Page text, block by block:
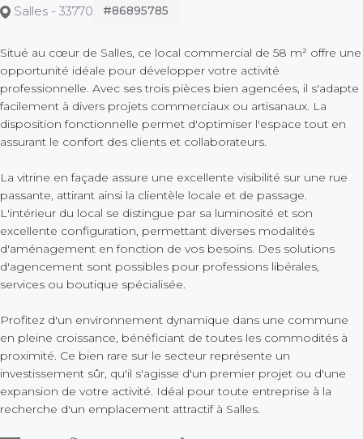
Salles - 33770 #86895785
Situé au cœur de Salles, ce local commercial de 58 m² offre une
opportunité idéale pour développer votre activité
professionnelle. Avec ses trois pièces bien agencées, il s'adapte
facilement à divers projets commerciaux ou artisanaux. La
disposition fonctionnelle permet d'optimiser l'espace tout en
assurant le confort des clients et collaborateurs.
La vitrine en façade assure une excellente visibilité sur une rue
passante, attirant ainsi la clientèle locale et de passage.
L'intérieur du local se distingue par sa luminosité et son
excellente configuration, permettant diverses modalités
d'aménagement en fonction de vos besoins. Des solutions
d'agencement sont possibles pour professions libérales,
services ou boutique spécialisée.
Profitez d'un environnement dynamique dans une commune
en pleine croissance, bénéficiant de toutes les commodités à
proximité. Ce bien rare sur le secteur représente un
investissement sûr, qu'il s'agisse d'un premier projet ou d'une
expansion de votre activité. Idéal pour toute entreprise à la
recherche d'un emplacement attractif à Salles.